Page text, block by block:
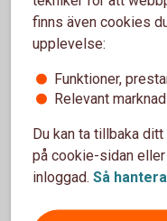
finns även cookies
upplevelse:
Funktioner,
Relevant
Du kan ta tillbaka
på cookie-sidan
inloggad. Så